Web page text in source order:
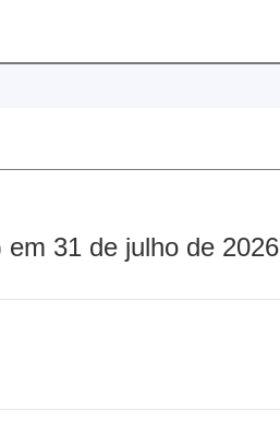
31 de julho de 2026